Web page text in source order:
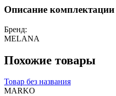
Описание комплектации
Бренд:
MELANA
Похожие товары
Товар без названия
MARKO